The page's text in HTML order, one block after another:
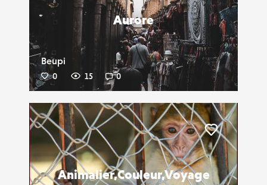
Aurore
Beupi
0 15 0
Animalier,Couleur,Voyage
Liker